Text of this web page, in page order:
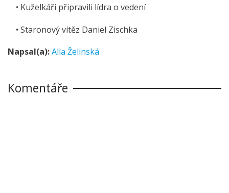
• Kuželkáři připravili lídra o vedení
• Staronový vítěz Daniel Zischka
Napsal(a):Alla Želinská
Komentáře